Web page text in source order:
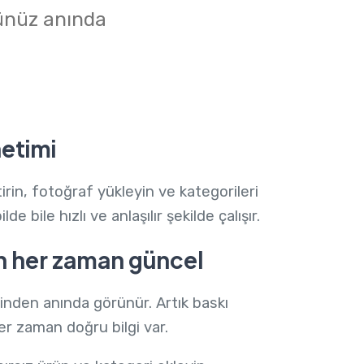
anında
fotoğraf yükleyin ve kategorileri
bile hızlı ve anlaşılır şekilde çalışır.
her zaman güncel
anında görünür. Artık baskı
zaman doğru bilgi var.